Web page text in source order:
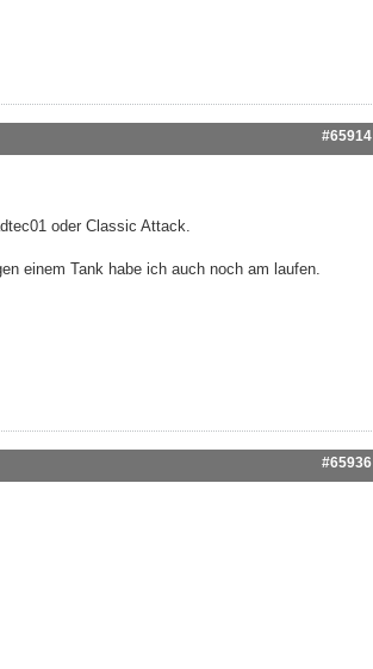
#65914
oder Classic Attack.
einem Tank habe ich auch noch am laufen.
#65936